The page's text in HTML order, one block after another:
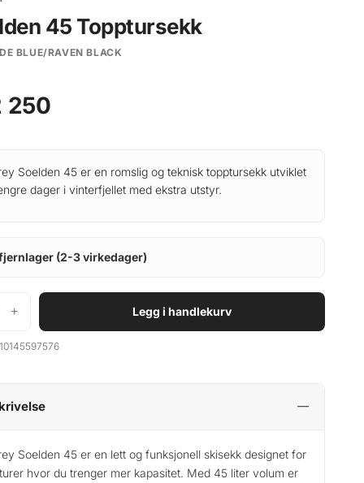
45 Topptursekk
BLUE/RAVEN BLACK
Soelden 45 er en romslig og teknisk topptursekk utviklet
dager i vinterfjellet med ekstra utstyr.
(2-3 virkedager)
+ Legg i handlekurv
Soelden 45 er en lett og funksjonell skisekk designet for
hvor du trenger mer kapasitet. Med 45 liter volum er